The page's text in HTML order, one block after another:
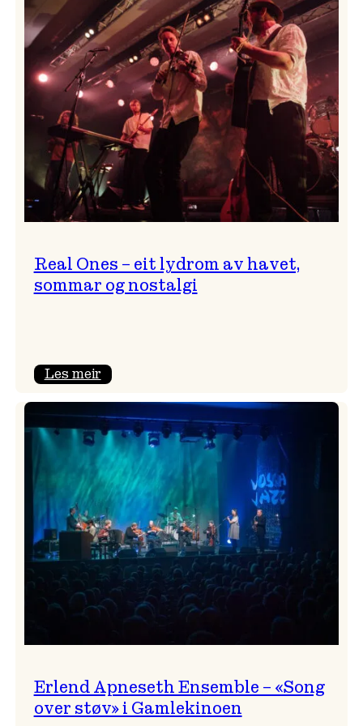
og
…?
Real Ones – eit lydrom av havet,
sommar og nostalgi
Les meir:
Ones
–
eit
lydrom
av
havet,
sommar
og
nostalgi
Erlend Apneseth Ensemble – «Song
over støv» i Gamlekinoen